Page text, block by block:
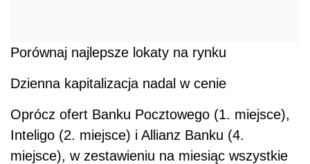
Porównaj najlepsze lokaty na rynku
Dzienna kapitalizacja nadal w cenie
Oprócz ofert Banku Pocztowego (1. miejsce),
Inteligo (2. miejsce) i Allianz Banku (4.
miejsce), w zestawieniu na miesiąc wszystkie